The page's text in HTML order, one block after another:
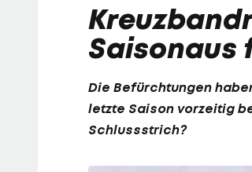
Saisonaus
Die Befürchtungen
letzte Saison vorzeitig
Schlussstrich?